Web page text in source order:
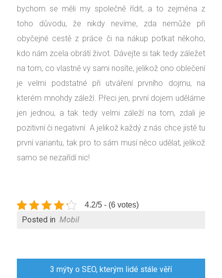
bychom se měli my společně řídit, a to zejména z
toho důvodu, že nikdy nevíme, zda nemůže při
obyčejné cestě z práce či na nákup potkat někoho,
kdo nám zcela obrátí život. Dávejte si tak tedy záležet
na tom, co vlastně vy sami nosíte, jelikož ono oblečení
je velmi podstatné při utváření prvního dojmu, na
kterém mnohdy záleží. Přeci jen, první dojem uděláme
jen jednou, a tak tedy velmi záleží na tom, zdali je
pozitivní či negativní. A jelikož každý z nás chce jistě tu
první variantu, tak pro to sám musí něco udělat, jelikož
samo se nezařídí nic!
4.2/5 - (6 votes)
Posted in Mobil
3 mýty o SEO, kterým lidé stále věří